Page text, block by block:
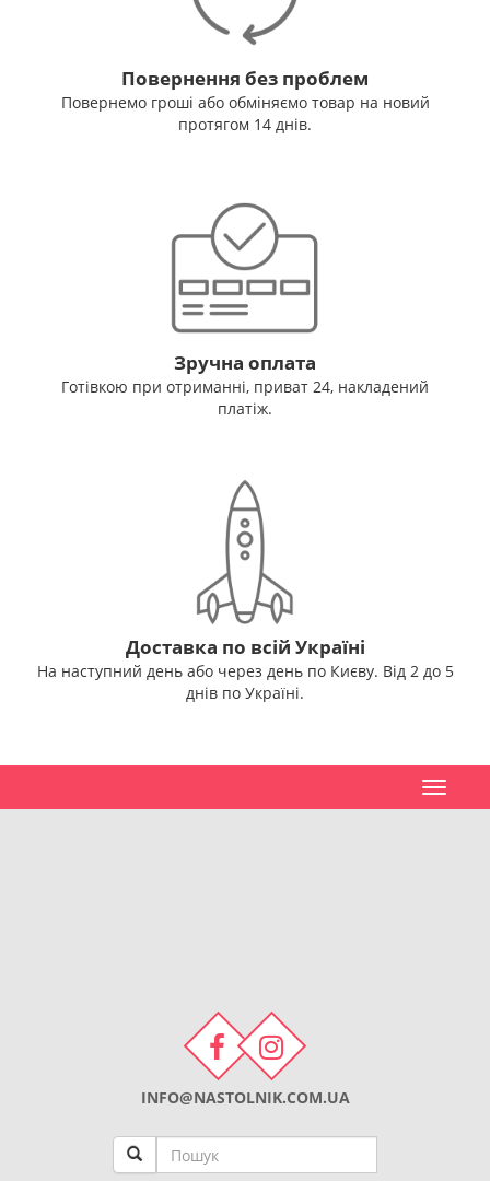
Повернення без проблем
Повернемо гроші або обміняємо товар на новий
протягом 14 днів.
Зручна оплата
Готівкою при отриманні, приват 24, накладений
платіж.
Доставка по всій Україні
На наступний день або через день по Києву. Від 2 до 5
днів по Україні.
Toggle
INFO@NASTOLNIK.COM.UA